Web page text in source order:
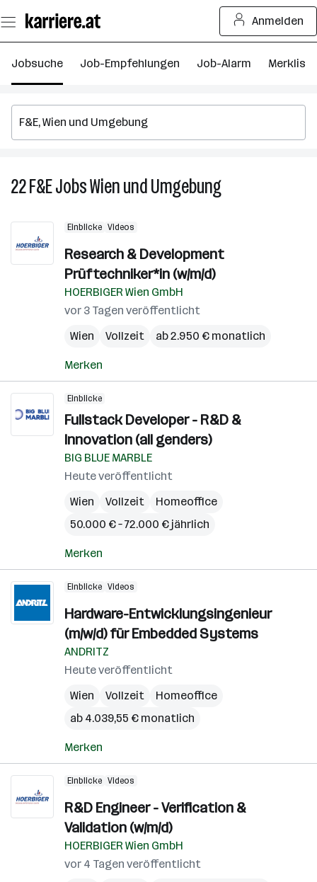
Seiteninhalt
springen
Anmelden
Jobsuche Job-Empfehlungen Job-Alarm Merkliste
22F&EJobsWien und Umgebung22
F&E
Wien
Einblicke Videos
Research & Development
Prüftechniker*in (w/m/d)
HOERBIGER Wien GmbH
vor 3 Tagen veröffentlicht
Wien
Vollzeit ab 2.950 € monatlich
Merken
Einblicke
Fullstack Developer - R&D &
Innovation (all genders)
BIG BLUE MARBLE
Heute veröffentlicht
Wien
Vollzeit
Homeoffice
50.000 € – 72.000 € jährlich
Merken
Einblicke Videos
Hardware-Entwicklungsingenieur
(m/w/d) für Embedded Systems
ANDRITZ
Heute veröffentlicht
Wien
Vollzeit
Homeoffice
ab 4.039,55 € monatlich
Merken
Einblicke Videos
R&D Engineer - Verification &
Validation (w/m/d)
HOERBIGER Wien GmbH
vor 4 Tagen veröffentlicht